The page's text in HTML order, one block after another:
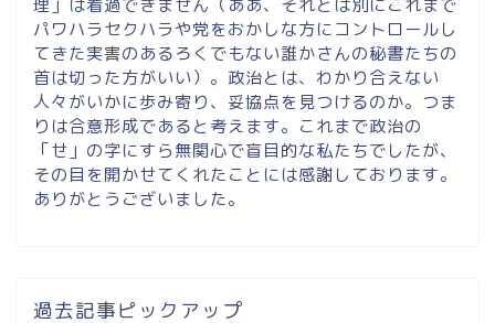
理」は看過できません（ああ、それとは別にこれまで
パワハラセクハラや党をおかしな方にコントロールし
てきた実害のあるろくでもない誰かさんの秘書たちの
首は切った方がいい）。政治とは、わかり合えない
人々がいかに歩み寄り、妥協点を見つけるのか。つま
りは合意形成であると考えます。これまで政治の
「せ」の字にすら無関心で盲目的な私たちでしたが、
その目を開かせてくれたことには感謝しております。
ありがとうございました。
過去記事ピックアップ